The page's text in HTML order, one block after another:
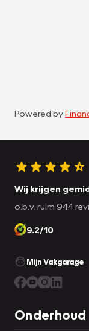
Powered by
Wij krijgen
o.b.v. ruim 944
9.2/10
Mijn Vakgarage
Onderhoud